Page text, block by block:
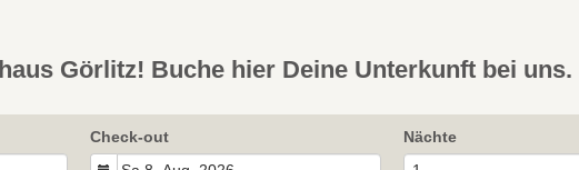
Görlitz! Buche hier Deine Unterkunft bei uns.
Check-out Nächte